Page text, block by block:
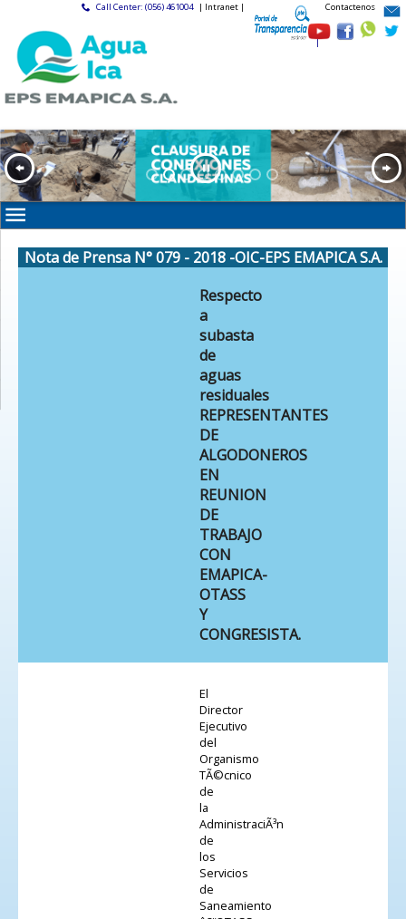
Call Center: (056) 461004 | Intranet |
|
Contactenos
Nota de Prensa N° 079 - 2018 -OIC-EPS EMAPICA S.A.
Respecto
a
subasta
de
aguas
residuales
REPRESENTANTES
DE
ALGODONEROS
EN
REUNION
DE
TRABAJO
CON
EMAPICA-
OTASS
Y
CONGRESISTA.
El
Director
Ejecutivo
del
Organismo
TÃ©cnico
de
la
AdministraciÃ³n
de
los
Servicios
de
Saneamiento